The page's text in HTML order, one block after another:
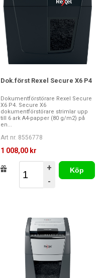
Dok.först Rexel Secure X6 P4
Dokumentförstörare Rexel Secure
X6 P4. Secure X6
dokumentförstörare strimlar upp
till 6 ark A4-papper (80 g/m2) på
en...
Art nr. 8556778
1 008,00 kr
+
-
Köp